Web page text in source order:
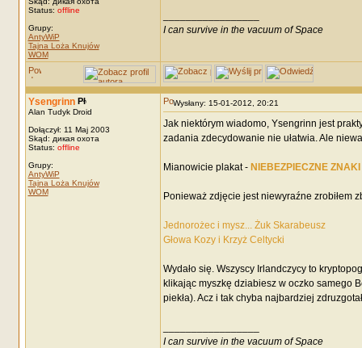
Status: offline
Grupy:
AntyWiP
Tajna Loża Knujów
WOM
I can survive in the vacuum of Space
Ysengrinn
Alan Tudyk Droid
Dołączył: 11 Maj 2003
Skąd: дикая охота
Status: offline
Grupy:
AntyWiP
Tajna Loża Knujów
WOM
Wysłany: 15-01-2012, 20:21
Jak niektórym wiadomo, Ysengrinn jest
zadania zdecydowanie nie ułatwia. Ale
Mianowicie plakat - NIEBEZPIECZNE
Ponieważ zdjęcie jest niewyraźne zrobiłem
Jednorożec i mysz... Żuk Skarabeusz
Głowa Kozy i Krzyż Celtycki
Wydało się. Wszyscy Irlandczycy to
klikając myszkę dziabiesz w oczko samego
piekła). Acz i tak chyba najbardziej
I can survive in the vacuum of Space